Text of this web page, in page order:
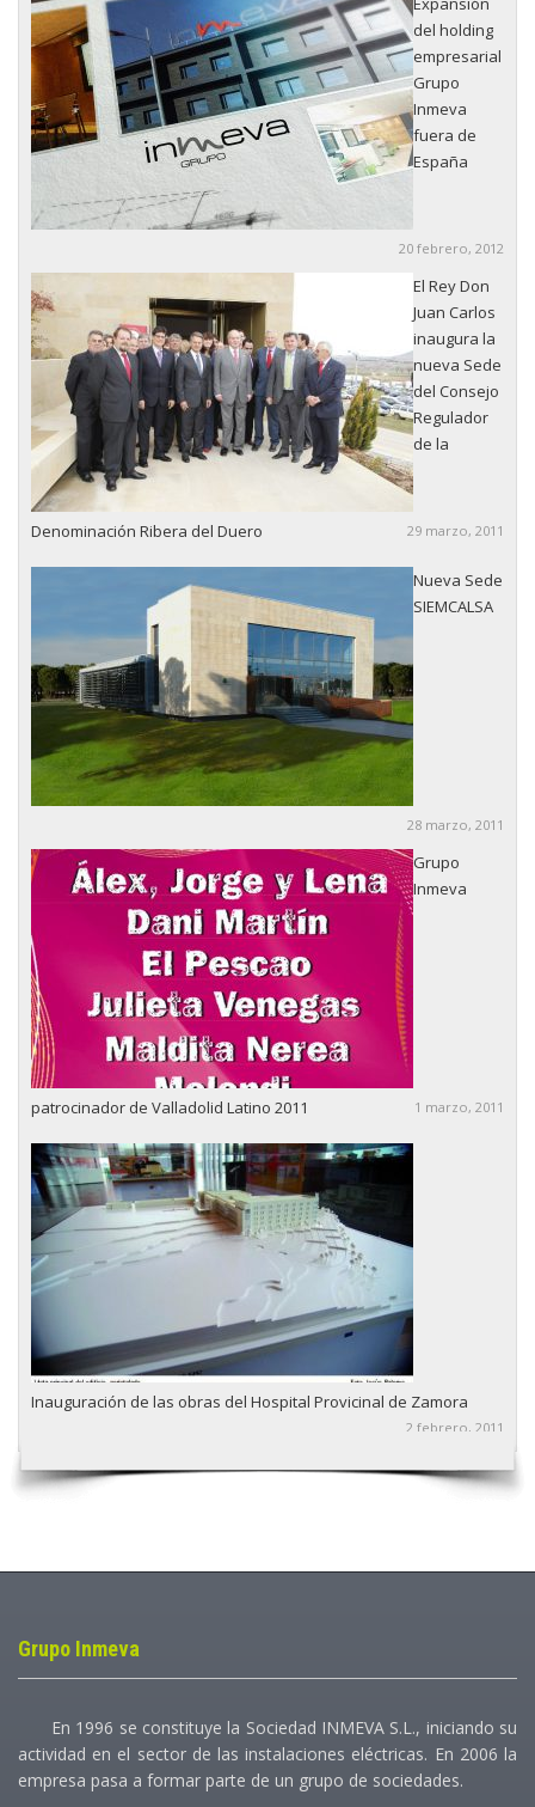
del holding
empresarial
Grupo
Inmeva
fuera de
España
20 febrero, 2012
El Rey Don
Juan Carlos
inaugura la
nueva Sede
del Consejo
Regulador
de la
Denominación Ribera del Duero 29 marzo, 2011
Nueva Sede
SIEMCALSA
28 marzo, 2011
Grupo
Inmeva
patrocinador de Valladolid Latino 2011 1 marzo, 2011
Inauguración de las obras del Hospital Provicinal de Zamora
2 febrero, 2011
Grupo Inmeva
En 1996 se constituye la Sociedad INMEVA S.L., iniciando su
actividad en el sector de las instalaciones eléctricas. En 2006 la
empresa pasa a formar parte de un grupo de sociedades.